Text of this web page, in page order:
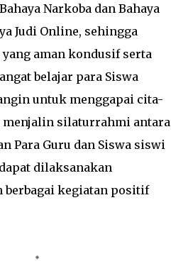
Narkoba dan Bahaya
Judi Online, sehingga
aman kondusif serta
belajar para Siswa
untuk menggapai cita-
menjalin silaturrahmi antara
Para Guru dan Siswa siswi
dilaksanakan
berbagai kegiatan positif